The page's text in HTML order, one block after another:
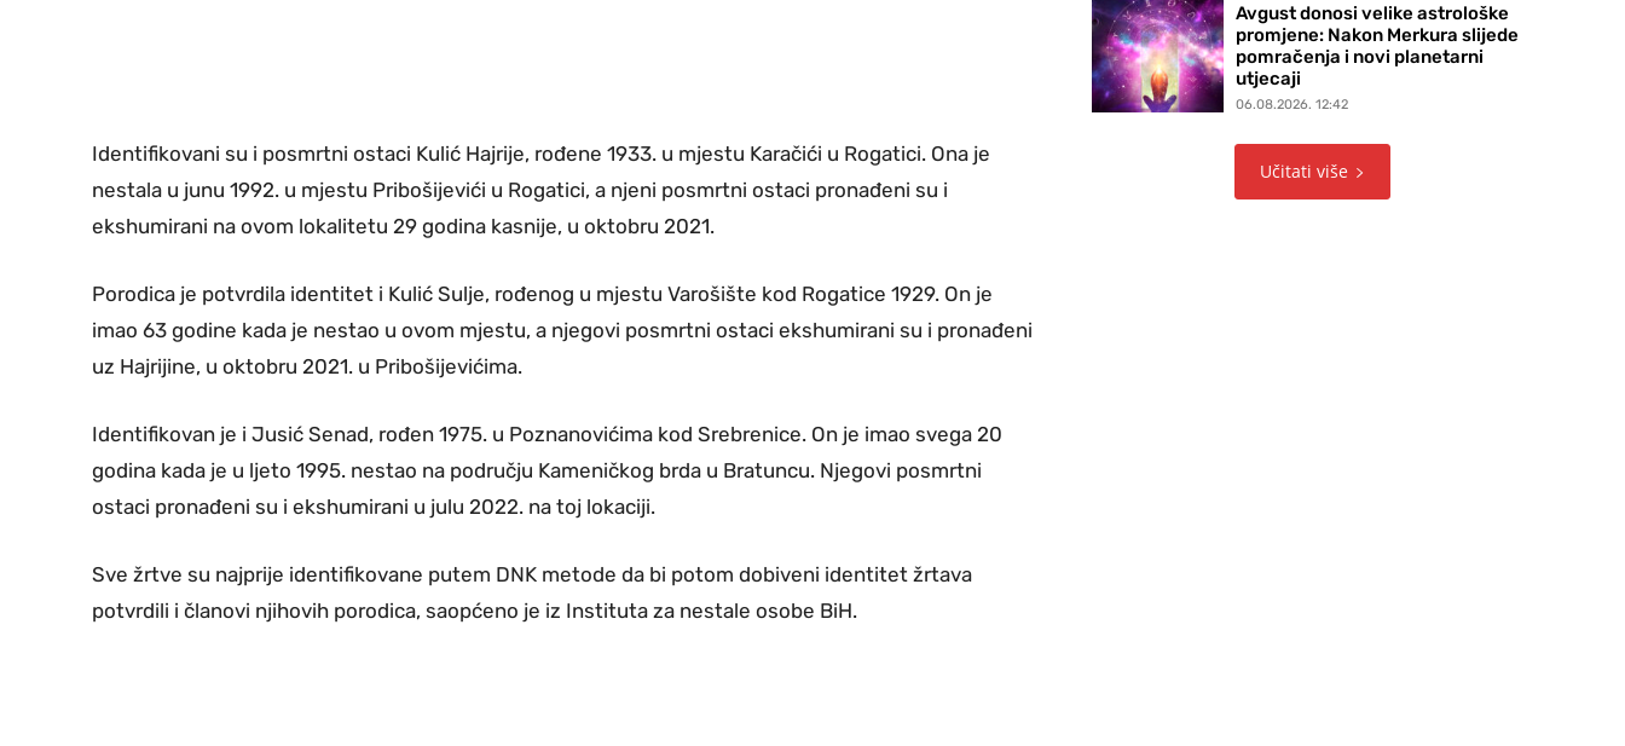
Identifikovani su i posmrtni ostaci Kulić Hajrije, rođene 1933. u mjestu Karačići u Rogatici. Ona je
nestala u junu 1992. u mjestu Pribošijevići u Rogatici, a njeni posmrtni ostaci pronađeni su i
ekshumirani na ovom lokalitetu 29 godina kasnije, u oktobru 2021.
Porodica je potvrdila identitet i Kulić Sulje, rođenog u mjestu Varošište kod Rogatice 1929. On je
imao 63 godine kada je nestao u ovom mjestu, a njegovi posmrtni ostaci ekshumirani su i pronađeni
uz Hajrijine, u oktobru 2021. u Pribošijevićima.
Identifikovan je i Jusić Senad, rođen 1975. u Poznanovićima kod Srebrenice. On je imao svega 20
godina kada je u ljeto 1995. nestao na području Kameničkog brda u Bratuncu. Njegovi posmrtni
ostaci pronađeni su i ekshumirani u julu 2022. na toj lokaciji.
Sve žrtve su najprije identifikovane putem DNK metode da bi potom dobiveni identitet žrtava
potvrdili i članovi njihovih porodica, saopćeno je iz Instituta za nestale osobe BiH.
Avgust donosi velike astrološke
promjene: Nakon Merkura slijede
pomračenja i novi planetarni
utjecaji
06.08.2026. 12:42
Učitati više